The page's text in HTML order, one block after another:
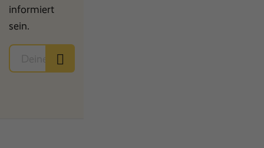
informiert
sein.